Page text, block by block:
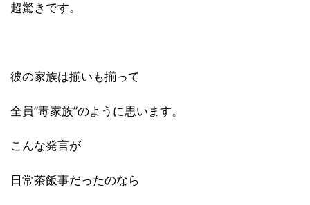
超驚きです。
彼の家族は揃いも揃って
全員”毒家族”のように思います。
こんな発言が
日常茶飯事だったのなら